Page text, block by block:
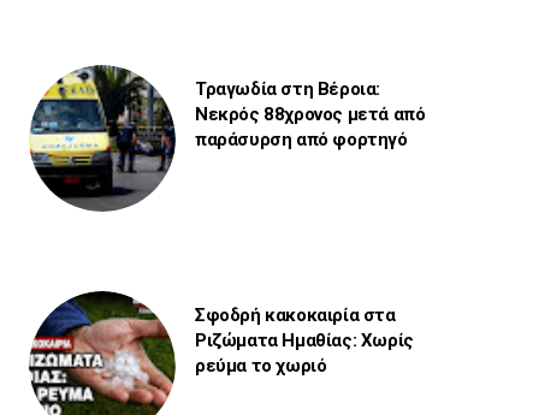
Τραγωδία στη Βέροια:
Νεκρός 88χρονος μετά από
παράσυρση από φορτηγό
Σφοδρή κακοκαιρία στα
Ριζώματα Ημαθίας: Χωρίς
ρεύμα το χωριό